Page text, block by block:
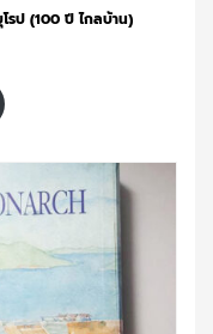
รป (100 ปี ไกลบ้าน)